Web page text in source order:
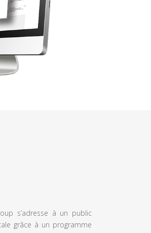
s’adresse à un public
grâce à un programme